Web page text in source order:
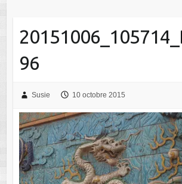
96
Susie 10 octobre 2015